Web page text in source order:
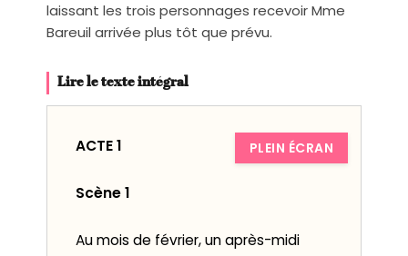
laissant les trois personnages recevoir Mme
Bareuil arrivée plus tôt que prévu.
Lire le texte intégral
PLEIN ÉCRAN
ACTE 1
Scène 1
Au mois de février, un après-midi